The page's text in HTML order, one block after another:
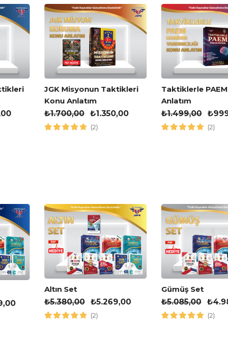
JGK Misyonun Taktikleri
Konu Anlatım
₺1.700,00 ₺1.350,00
(2)
Taktiklerle
Anlatım
₺1.499,00 ₺
(2)
Altın Set
₺5.380,00 ₺5.269,00
(2)
Gümüş Set
₺5.085,00 ₺
(2)